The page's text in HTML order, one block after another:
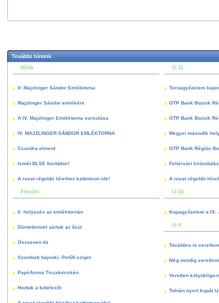
További híreink
Hírek
V. Majzlinger Sándor Emléktorna
Majzlinger Sándor emlékére
A IV. Majzlinger Emléktorna sorsolása
IV. MAJZLINGER SÁNDOR EMLÉKTORNA
Csandra elment
Ismét BLSE focitábor!
A rovat régebbi híreihez kattintson ide!
Felnőtt
II. helyezés az emléktornán
Döntetlennel zártuk az őszt
Összesen tíz
Szombati bajnoki: Petőfi-sziget
Papírforma Tiszakécskén
Hoztuk a kötelezőt
U-11
Tornagyőzelem
OTP Bank Bozsik
OTP Bank Bozsik
Megyei második
OTP Bank Régiós
Fehérvári kirándulás
A rovat régebbi
U-10
Kupagyőzelem a
U-9
Továbbra is
Még mindig
Veretlen kölyökliga-
Tolnán nyert kupát